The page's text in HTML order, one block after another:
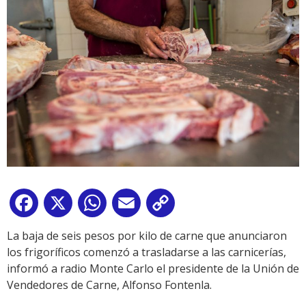
Facebook
X WhatsApp
Email
Link
La baja de seis pesos por kilo de carne que anunciaron
los frigoríficos comenzó a trasladarse a las carnicerías,
informó a radio Monte Carlo el presidente de la Unión de
Vendedores de Carne, Alfonso Fontenla.